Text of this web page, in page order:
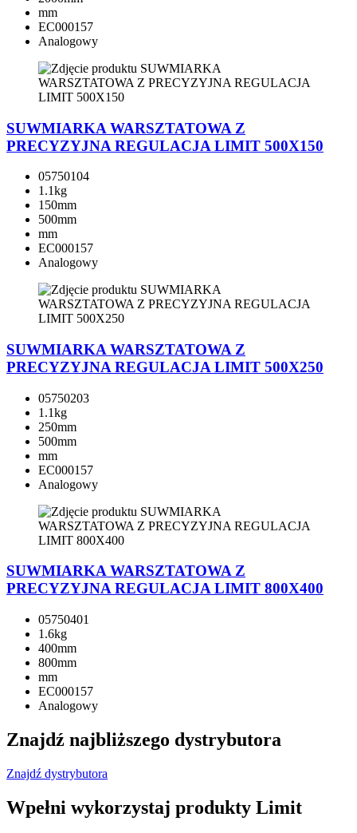
mm
EC000157
Analogowy
SUWMIARKA WARSZTATOWA Z
PRECYZYJNA REGULACJA LIMIT 500X150
05750104
1.1kg
150mm
500mm
mm
EC000157
Analogowy
SUWMIARKA WARSZTATOWA Z
PRECYZYJNA REGULACJA LIMIT 500X250
05750203
1.1kg
250mm
500mm
mm
EC000157
Analogowy
SUWMIARKA WARSZTATOWA Z
PRECYZYJNA REGULACJA LIMIT 800X400
05750401
1.6kg
400mm
800mm
mm
EC000157
Analogowy
Znajdź najbliższego dystrybutora
Znajdź dystrybutora
Wpełni wykorzystaj produkty Limit